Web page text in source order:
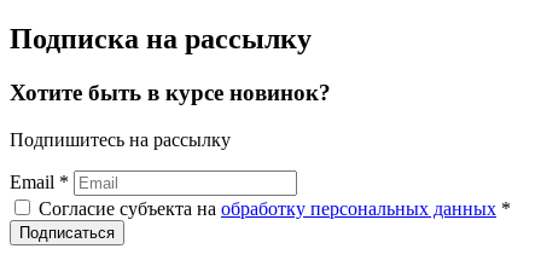
Подписка на рассылку
Хотите быть в курсе новинок?
Подпишитесь на рассылку
Email *
Согласие субъекта на обработку персональных данных *
Подписаться